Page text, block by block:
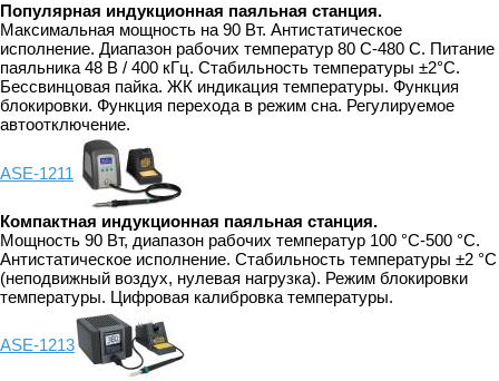
Популярная индукционная паяльная станция.
Максимальная мощность на 90 Вт. Антистатическое
исполнение. Диапазон рабочих температур 80 С-480 С. Питание
паяльника 48 В / 400 кГц. Стабильность температуры ±2°C.
Бессвинцовая пайка. ЖК индикация температуры. Функция
блокировки. Функция перехода в режим сна. Регулируемое
автоотключение.
ASE-1211
Компактная индукционная паяльная станция.
Мощность 90 Вт, диапазон рабочих температур 100 °C-500 °C.
Антистатическое исполнение. Стабильность температуры ±2 °C
(неподвижный воздух, нулевая нагрузка). Режим блокировки
температуры. Цифровая калибровка температуры.
ASE-1213